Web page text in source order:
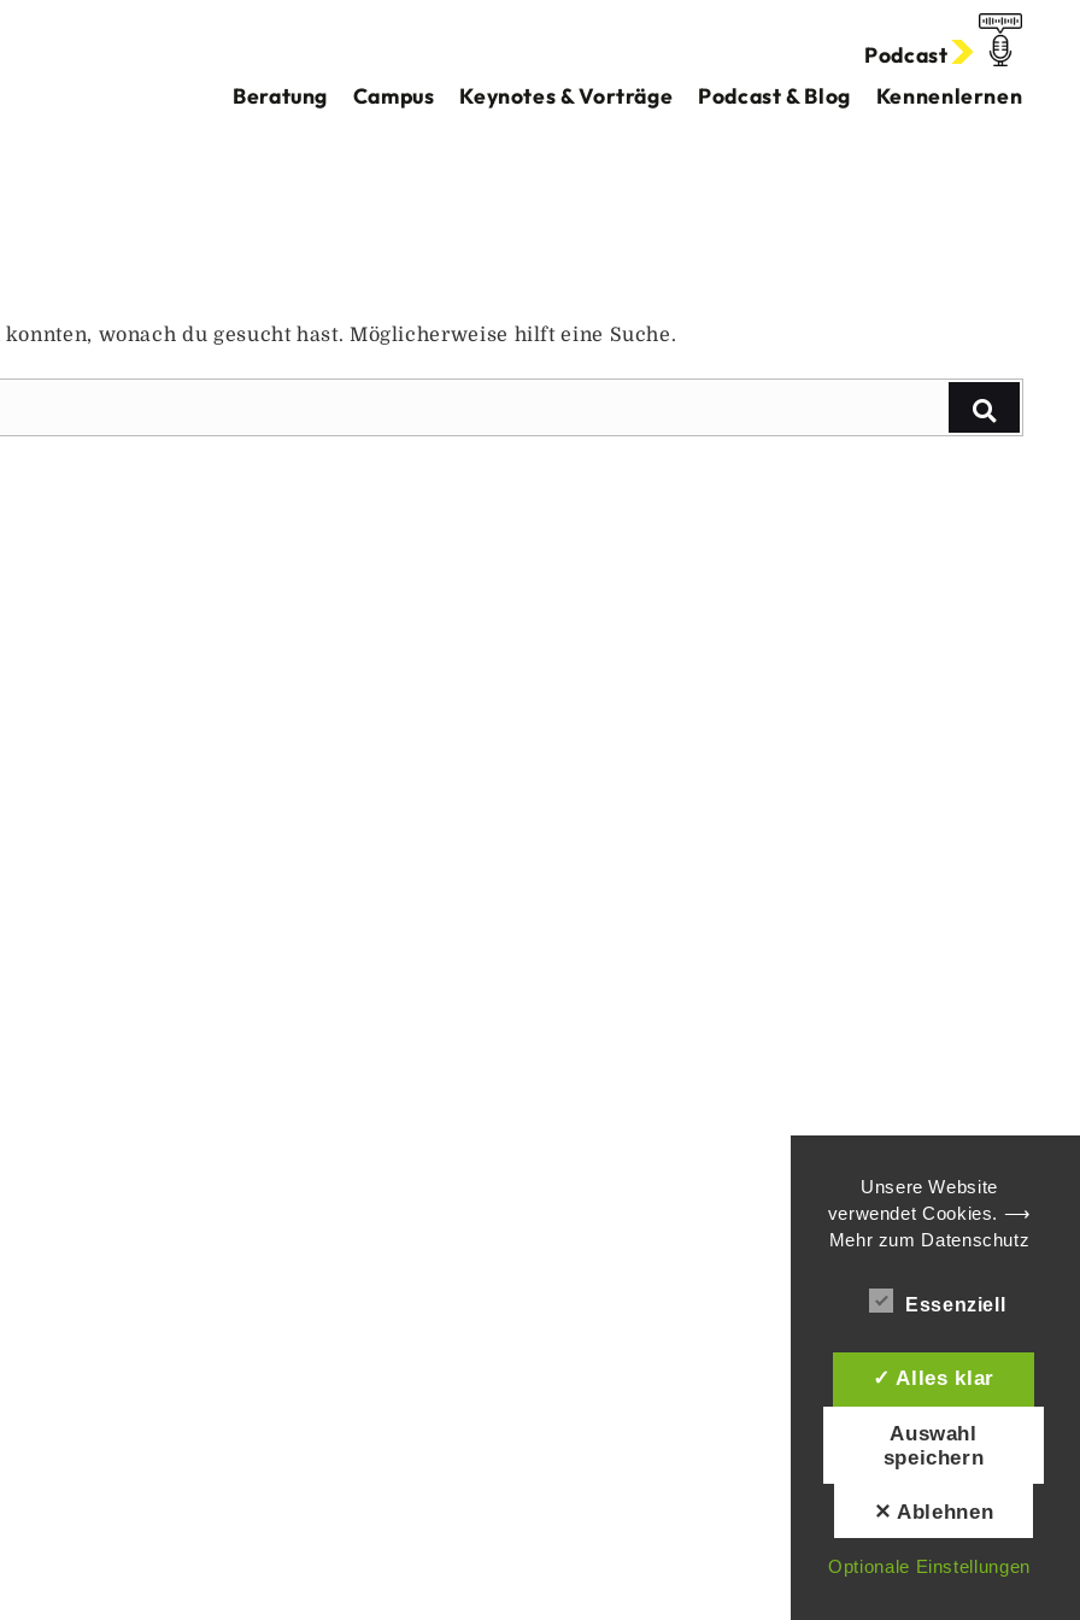
Podcast
Beratung
Campus Keynotes & Vorträge Podcast & Blog Kennenlernen
wonach du gesucht hast. Möglicherweise hilft eine Suche.
Suchen
Unsere Website
verwendet Cookies. ⟶
Mehr zum Datenschutz
Essenziell
✓ Alles klar
Auswahl
speichern
✕ Ablehnen
Optionale Einstellungen